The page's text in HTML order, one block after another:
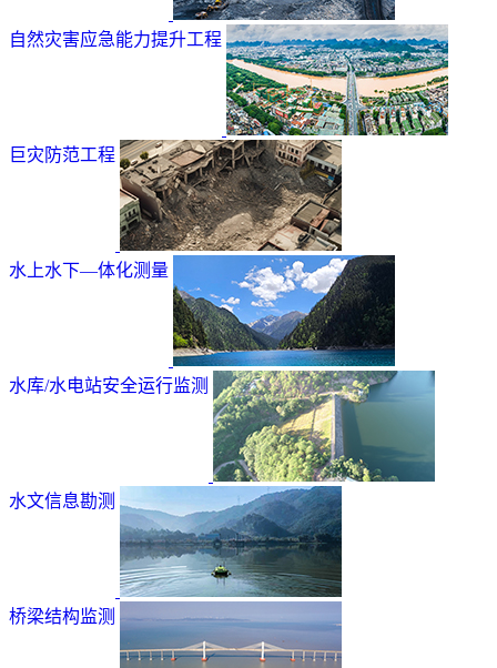
自然灾害应急能力提升工程
巨灾防范工程
水上水下—体化测量
水库/水电站安全运行监测
水文信息勘测
桥梁结构监测